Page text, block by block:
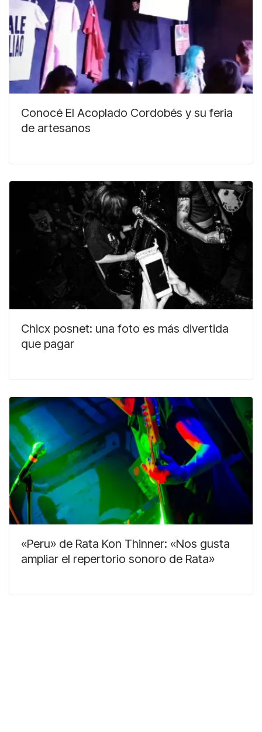
Conocé El Acoplado Cordobés y su feria
de artesanos
Chicx posnet: una foto es más divertida
que pagar
«Peru» de Rata Kon Thinner: «Nos gusta
ampliar el repertorio sonoro de Rata»